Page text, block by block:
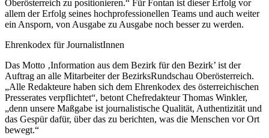
Oberösterreich zu positionieren.“ Für Fontan ist dieser Erfolg vor
allem der Erfolg seines hochprofessionellen Teams und auch weiter
ein Ansporn, von Ausgabe zu Ausgabe noch besser zu werden.
Ehrenkodex für JournalistInnen
Das Motto ‚Information aus dem Bezirk für den Bezirk’ ist der
Auftrag an alle Mitarbeiter der BezirksRundschau Oberösterreich.
„Alle Redakteure haben sich dem Ehrenkodex des österreichischen
Presserates verpflichtet“, betont Chefredakteur Thomas Winkler,
„denn unsere Maßgabe ist journalistische Qualität, Authentizität und
das Gespür dafür, über das zu berichten, was die Menschen vor Ort
bewegt.“